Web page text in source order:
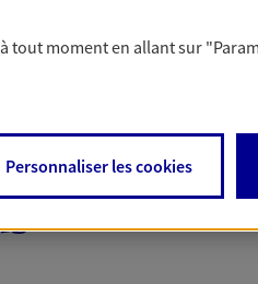
tout moment en allant sur
Personnaliser les cookies